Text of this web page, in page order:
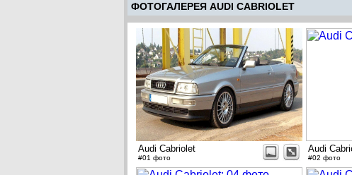
ФОТОГАЛЕРЕЯ AUDI CABRIOLET
Audi Cabriolet
#01 фото
Audi
#02 фото